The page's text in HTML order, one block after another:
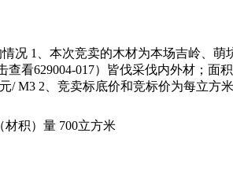
况 1、本次竞卖的木材为本场吉岭、
查看629004-017）皆伐采伐内外材；面
/ M3 2、竞卖标底价和竞标价为每立
积）量 700立方米